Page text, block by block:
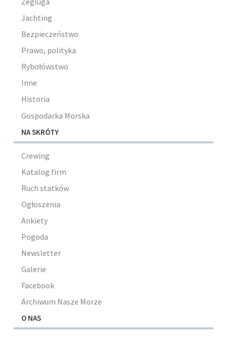
Jachting
Bezpieczeństwo
Prawo, polityka
Rybołówstwo
Inne
Historia
Gospodarka Morska
NA SKRÓTY
Crewing
Katalog firm
Ruch statków
Ogłoszenia
Ankiety
Pogoda
Newsletter
Galerie
Facebook
Archiwum Nasze Morze
O NAS